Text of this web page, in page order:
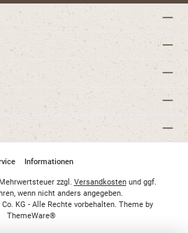
Informationen
zzgl. Versandkostenund ggf.
wenn nicht anders angegeben.
KG - Alle Rechte vorbehalten. Theme by
ThemeWare®